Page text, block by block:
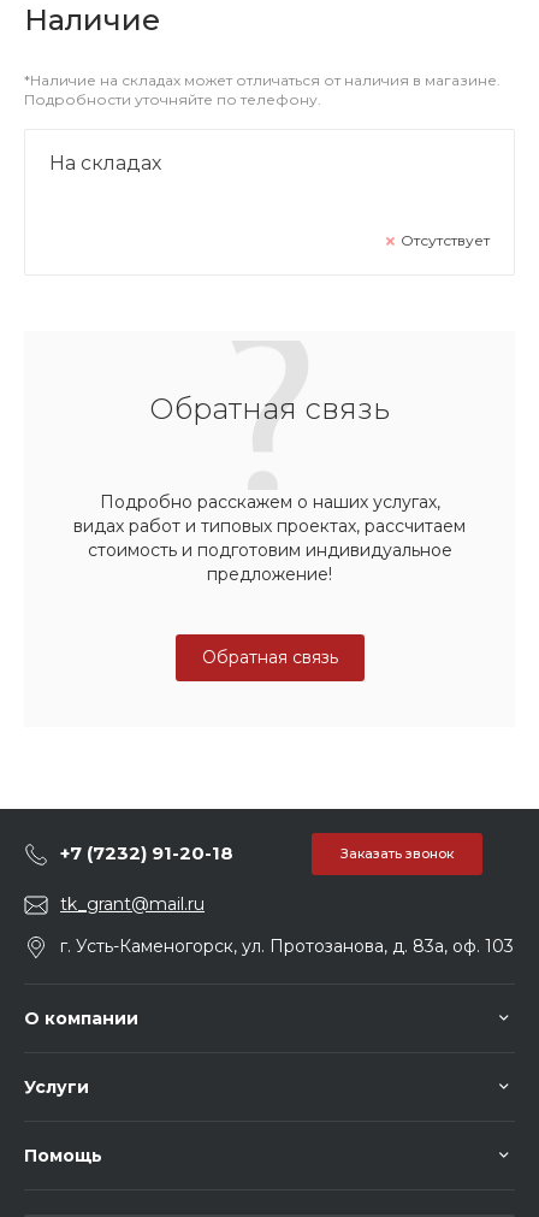
Наличие
*Наличие на складах может отличаться от наличия в магазине.
Подробности уточняйте по телефону.
На складах
Отсутствует
Обратная связь
Подробно расскажем о наших услугах,
видах работ и типовых проектах, рассчитаем
стоимость и подготовим индивидуальное
предложение!
Обратная связь
+7 (7232) 91-20-18 Заказать звонок
tk_grant@mail.ru
г. Усть-Каменогорск, ул. Протозанова, д. 83а, оф. 103
О компании
Услуги
Помощь